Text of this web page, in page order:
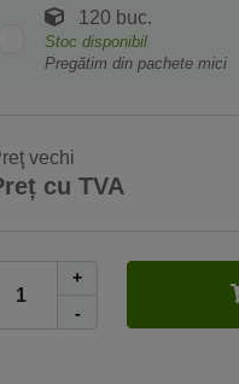
120 buc.
Stoc disponibil
Pregătim din pachete mici
vechi
cu TVA
+
-